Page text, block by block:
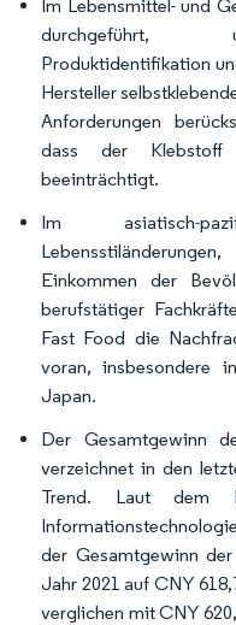
Im Lebensmittel- und
durchgeführt,
Produktidentifikation
Hersteller
Anforderungen
dass der Klebstoff
beeinträchtigt.
Im asiatisch-
Einkommen der
berufstätiger
Fast Food die
voran, insbesondere
Japan.
Der Gesamtgewinn
verzeichnet in den
Trend. Laut dem
der Gesamtgewinn
Jahr 2021 auf CNY
verglichen mit CNY